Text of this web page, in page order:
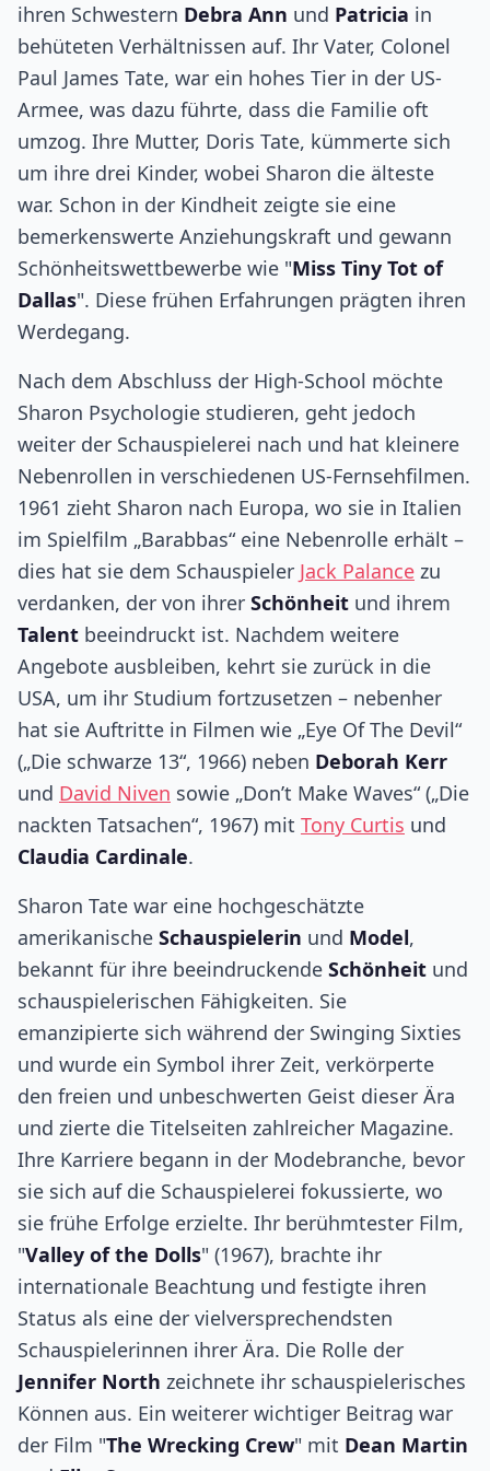
ihren Schwestern Debra Ann und Patricia in
behüteten Verhältnissen auf. Ihr Vater, Colonel
Paul James Tate, war ein hohes Tier in der US-
Armee, was dazu führte, dass die Familie oft
umzog. Ihre Mutter, Doris Tate, kümmerte sich
um ihre drei Kinder, wobei Sharon die älteste
war. Schon in der Kindheit zeigte sie eine
bemerkenswerte Anziehungskraft und gewann
Schönheitswettbewerbe wie "Miss Tiny Tot of
Dallas". Diese frühen Erfahrungen prägten ihren
Werdegang.
Nach dem Abschluss der High-School möchte
Sharon Psychologie studieren, geht jedoch
weiter der Schauspielerei nach und hat kleinere
Nebenrollen in verschiedenen US-Fernsehfilmen.
1961 zieht Sharon nach Europa, wo sie in Italien
im Spielfilm „Barabbas“ eine Nebenrolle erhält –
dies hat sie dem Schauspieler Jack Palance zu
verdanken, der von ihrer Schönheit und ihrem
Talent beeindruckt ist. Nachdem weitere
Angebote ausbleiben, kehrt sie zurück in die
USA, um ihr Studium fortzusetzen – nebenher
hat sie Auftritte in Filmen wie „Eye Of The Devil“
(„Die schwarze 13“, 1966) neben Deborah Kerr
und David Niven sowie „Don’t Make Waves“ („Die
nackten Tatsachen“, 1967) mit Tony Curtis und
Claudia Cardinale.
Sharon Tate war eine hochgeschätzte
amerikanische Schauspielerin und Model,
bekannt für ihre beeindruckende Schönheit und
schauspielerischen Fähigkeiten. Sie
emanzipierte sich während der Swinging Sixties
und wurde ein Symbol ihrer Zeit, verkörperte
den freien und unbeschwerten Geist dieser Ära
und zierte die Titelseiten zahlreicher Magazine.
Ihre Karriere begann in der Modebranche, bevor
sie sich auf die Schauspielerei fokussierte, wo
sie frühe Erfolge erzielte. Ihr berühmtester Film,
"Valley of the Dolls" (1967), brachte ihr
internationale Beachtung und festigte ihren
Status als eine der vielversprechendsten
Schauspielerinnen ihrer Ära. Die Rolle der
Jennifer North zeichnete ihr schauspielerisches
Können aus. Ein weiterer wichtiger Beitrag war
der Film "The Wrecking Crew" mit Dean Martin